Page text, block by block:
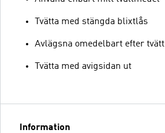
Tvätta med stängda blixtlås
Avlägsna omedelbart efter tvätt
Tvätta med avigsidan ut
Information